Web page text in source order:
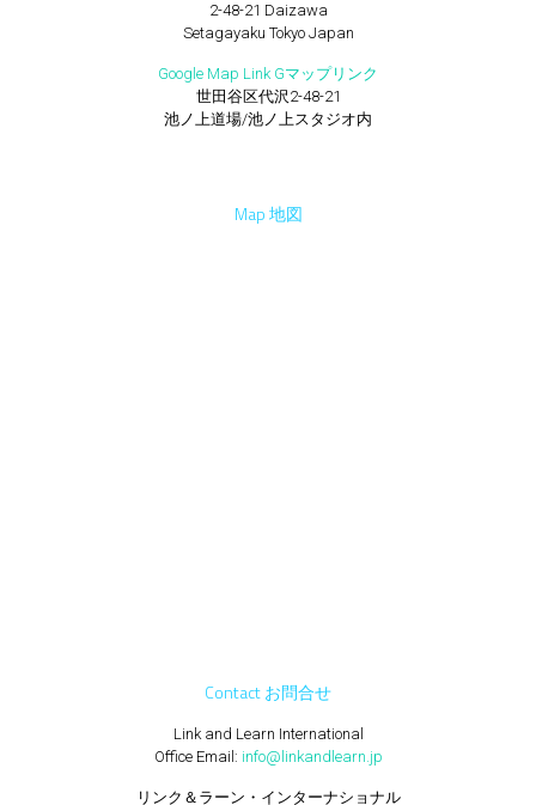
2-48-21 Daizawa
Setagayaku Tokyo Japan
Google Map Link Gマップリンク
世田谷区代沢2-48-21
池ノ上道場/池ノ上スタジオ内
Map 地図
Contact お問合せ
Link and Learn International
Office Email: info@linkandlearn.jp
リンク＆ラーン・インターナショナル